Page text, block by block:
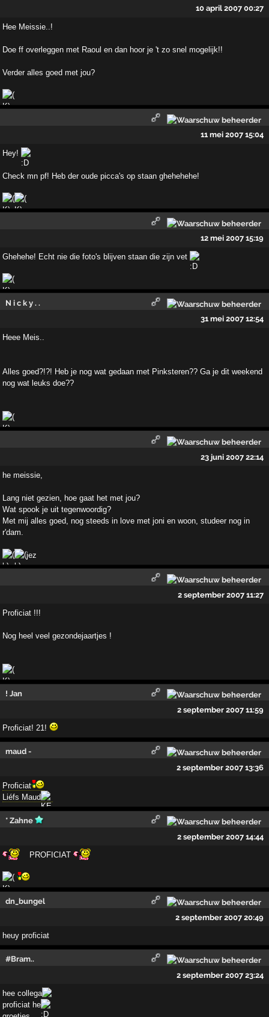
10 april 2007 00:27
Hee Meissie..!
Doe ff overleggen met Raoul en dan hoor je 't zo snel mogelijk!!
Verder alles goed met jou?
11 mei 2007 15:04
Hey!
Check mn pf! Heb der oude picca's op staan ghehehehe!
12 mei 2007 15:19
Ghehehe! Echt nie die foto's blijven staan die zijn vet
N i c k y . .
31 mei 2007 12:54
Heee Meis..
Alles goed?!?! Heb je nog wat gedaan met Pinksteren?? Ga je dit weekend
nog wat leuks doe??
23 juni 2007 22:14
he meissie,
Lang niet gezien, hoe gaat het met jou?
Wat spook je uit tegenwoordig?
Met mij alles goed, nog steeds in love met joni en woon, studeer nog in
r'dam.
jez
2 september 2007 11:27
Proficiat !!!
Nog heel veel gezondejaartjes !
! Jan
2 september 2007 11:59
Proficiat! 21!
maud -
2 september 2007 13:36
Proficiat
Liéfs Maud
* Zahne
2 september 2007 14:44
PROFICIAT
dn_bungel
2 september 2007 20:49
heuy proficiat
#Bram..
2 september 2007 23:24
hee collega
proficiat he